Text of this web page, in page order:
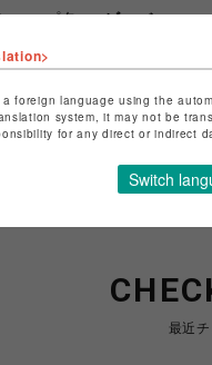
ョップ名
ビーバー
店舗名
特定商取引法など法令に基
ョップお問い合わせはこち
最近
foreign language using the
system, it may not be
for any direct or indirect
Switch